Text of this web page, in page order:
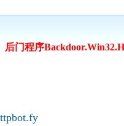
后门程序